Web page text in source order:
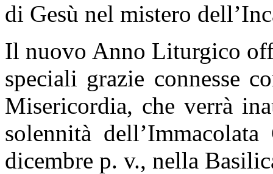
di Gesù nel mistero
Il nuovo Anno Liturgico
speciali grazie connesse
Misericordia, che verrà
solennità
dicembre p. v., nella